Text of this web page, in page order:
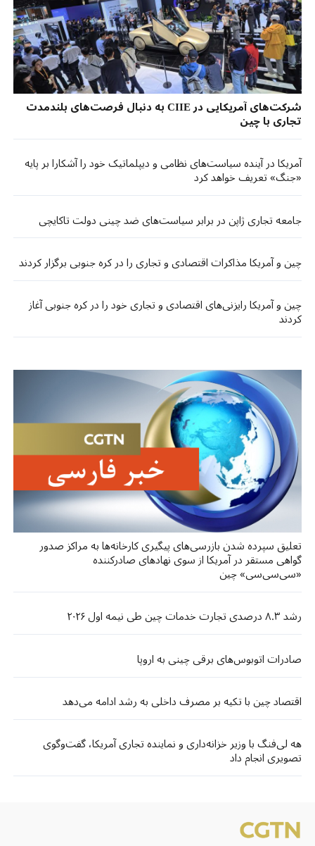
شرکت‌های آمریکایی در CIIE به دنبال فرصت‌های بلندمدت
تجاری با چین
آمریکا در آینده سیاست‌های نظامی و دیپلماتیک خود را آشکارا بر پایه
«جنگ» تعریف خواهد کرد
جامعه تجاری ژاپن در برابر سیاست‌های ضد چینی دولت تاکایچی
چین و آمریکا مذاکرات اقتصادی و تجاری را در کره جنوبی برگزار کردند
چین و آمریکا رایزنی‌های اقتصادی و تجاری خود را در کره جنوبی آغاز
کردند
تعلیق سپرده شدن بازرسی‌های پیگیری کارخانه‌ها به مراکز صدور
گواهی مستقر در آمریکا از سوی نهادهای صادرکننده
«سی‌سی‌سی» چین
رشد ۸.۳ درصدی تجارت خدمات چین طی نیمه اول ۲۰۲۶
صادرات اتوبوس‌های برقی چینی به اروپا
اقتصاد چین با تکیه بر مصرف داخلی به رشد ادامه می‌دهد
هه لی‌فنگ با وزیر خزانه‌داری و نماینده تجاری آمریکا، گفت‌وگوی
تصویری انجام داد